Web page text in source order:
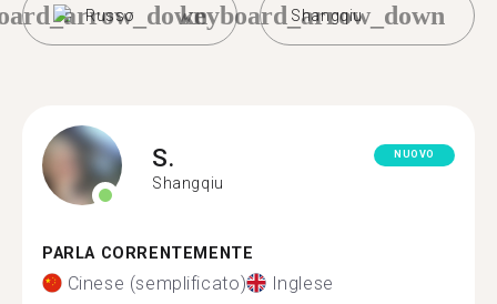
Russo Shangqiu
keyboard_arrow_down
S.
Shangqiu
NUOVO
PARLA CORRENTEMENTE
Cinese (semplificato) Inglese